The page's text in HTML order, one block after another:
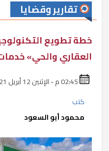
تقارير وقضايا
خطة تطويع
العقاري والحي»
كتب
محمود أبو السعود